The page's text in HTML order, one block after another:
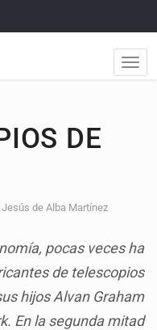
DE
Jesús de Alba Martínez
pocas veces ha
de telescopios
hijos Alvan Graham
En la segunda mitad